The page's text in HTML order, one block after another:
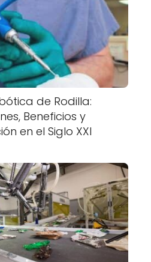
de Rodilla:
Beneficios y
en el Siglo XXI